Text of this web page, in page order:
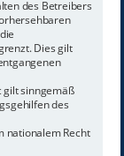
des Betreibers
Dies gilt
gilt sinngemäß
des
nationalem Recht